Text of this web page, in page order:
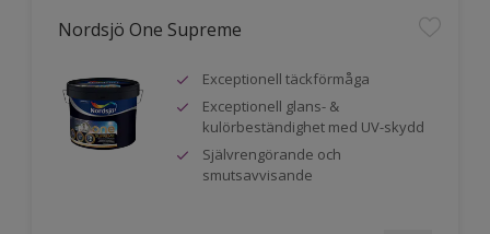
Nordsjö One Supreme
Exceptionell täckförmåga
Exceptionell glans- &
kulörbeständighet med UV-skydd
Självrengörande och
smutsavvisande